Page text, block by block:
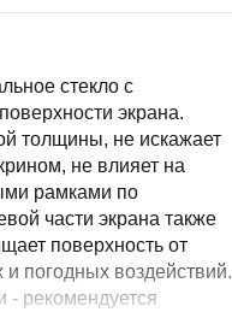
стекло с
экрана.
толщины, не искажает
не влияет на
рамками по
части экрана также
поверхность от
и погодных воздействий.
- рекомендуется